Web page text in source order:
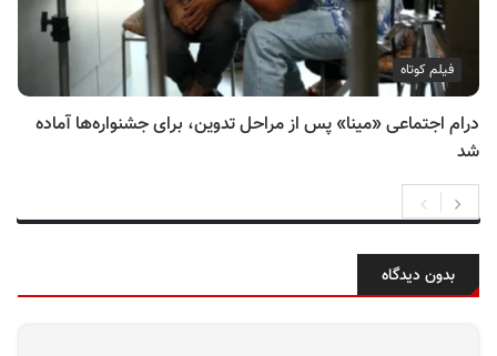
فیلم کوتاه
درام اجتماعی «مینا» پس از مراحل تدوین، برای جشنواره‌ها آماده
شد
بدون دیدگاه